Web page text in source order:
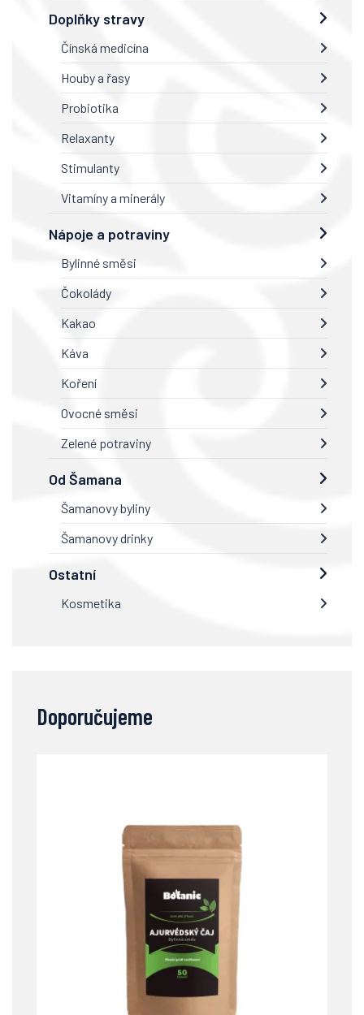
Doplňky stravy
Čínská medicína
Houby a řasy
Probiotika
Relaxanty
Stimulanty
Vitamíny a minerály
Nápoje a potraviny
Bylinné směsi
Čokolády
Kakao
Káva
Koření
Ovocné směsi
Zelené potraviny
Od Šamana
Šamanovy byliny
Šamanovy drinky
Ostatní
Kosmetika
Doporučujeme